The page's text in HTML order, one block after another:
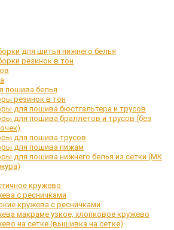
для шитья нижнего белья
резинок в тон
пошива белья
резинок в тон
для пошива бюстгальтера и трусов
для пошива браллетов и трусов (без
для пошива трусов
для пошива пижам
для пошива нижнего белья из сетки (МК
кружево
с ресничками
кружева с ресничками
макраме узкое, хлопковое кружево
на сетке (вышивка на сетке)